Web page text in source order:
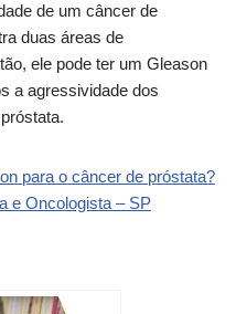
de um câncer de
duas áreas de
ele pode ter um Gleason
a agressividade dos
para o câncer de próstata?
e Oncologista – SP